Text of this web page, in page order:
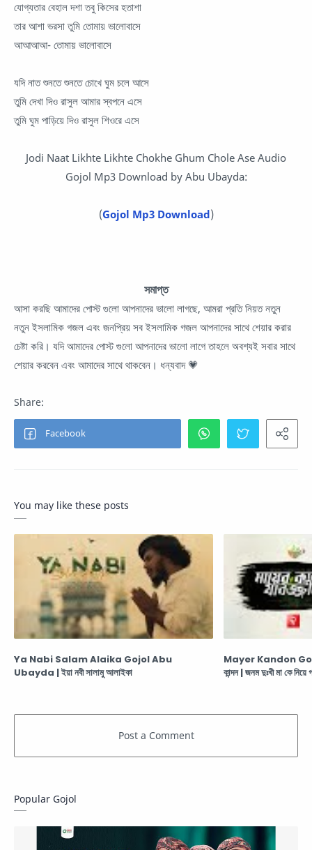
যোগ্যতার বেহাল দশা তবু কিসের হতাশা
তার আশা ভরসা তুমি তোমায় ভালোবাসে
আআআআ- তোমায় ভালোবাসে
যদি নাত শুনতে শুনতে চোখে ঘুম চলে আসে
তুমি দেখা দিও রাসুল আমার স্বপনে এসে
তুমি ঘুম পাড়িয়ে দিও রাসুল শিওরে এসে
Jodi Naat Likhte Likhte Chokhe Ghum Chole Ase Audio
Gojol Mp3 Download by Abu Ubayda:
(Gojol Mp3 Download)
সমাপ্ত
আসা করছি আমাদের পোস্ট গুলো আপনাদের ভালো লাগছে, আমরা প্রতি নিয়ত নতুন
নতুন ইসলামিক গজল এবং জনপ্রিয় সব ইসলামিক গজল আপনাদের সাথে শেয়ার করার
চেষ্টা করি। যদি আমাদের পোস্ট গুলো আপনাদের ভালো লাগে তাহলে অবশ্যই সবার সাথে
শেয়ার করবেন এবং আমাদের সাথে থাকবেন। ধন্যবাদ 💗
You may like these posts
Ya Nabi Salam Alaika Gojol Abu
Ubayda | ইয়া নবী সালামু আলাইকা
Mayer Kandon
কান্দন | জনম দুঃখী মা কে
Popular Gojol